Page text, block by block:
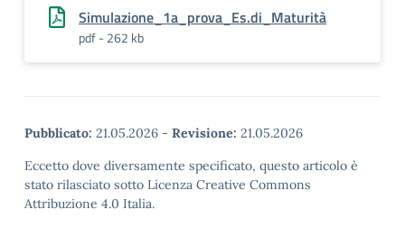
Simulazione_1a_prova_Es.di_Maturità
pdf - 262 kb
Pubblicato: 21.05.2026 - Revisione: 21.05.2026
Eccetto dove diversamente specificato, questo articolo è
stato rilasciato sotto Licenza Creative Commons
Attribuzione 4.0 Italia.